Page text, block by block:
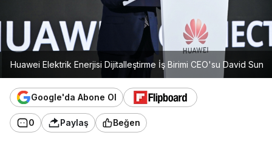
Huawei Elektrik Enerjisi Dijitalleştirme İş Birimi CEO'su David Sun
Google'da Abone Ol
0 Paylaş Beğen